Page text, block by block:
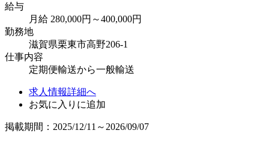
給与
月給 280,000円～400,000円
勤務地
滋賀県栗東市高野206-1
仕事内容
定期便輸送から一般輸送
求人情報詳細へ
お気に入りに追加
掲載期間：2025/12/11～2026/09/07